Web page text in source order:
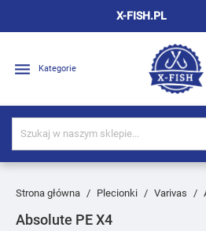
X-FISH.PL
 Kategorie
Strona główna Plecionki Varivas
Absolute PE X4